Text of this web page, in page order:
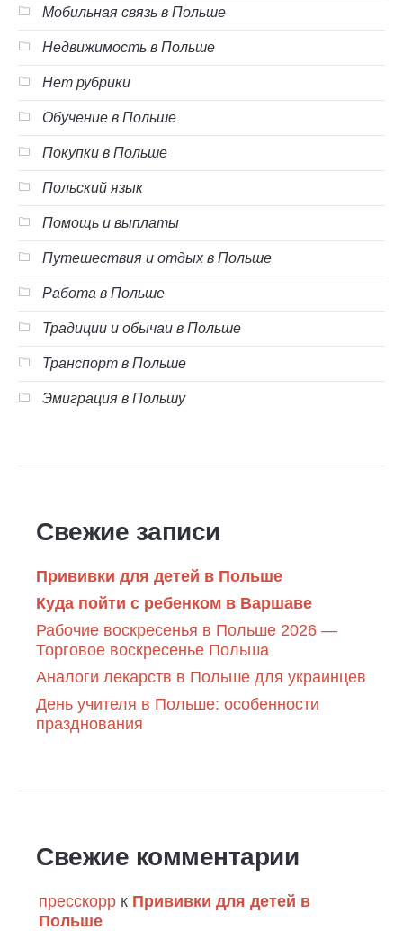
Мобильная связь в Польше
Недвижимость в Польше
Нет рубрики
Обучение в Польше
Покупки в Польше
Польский язык
Помощь и выплаты
Путешествия и отдых в Польше
Работа в Польше
Традиции и обычаи в Польше
Транспорт в Польше
Эмиграция в Польшу
Свежие записи
Прививки для детей в Польше
Куда пойти с ребенком в Варшаве
Рабочие воскресенья в Польше 2026 —
Торговое воскресенье Польша
Аналоги лекарств в Польше для украинцев
День учителя в Польше: особенности
празднования
Свежие комментарии
пресскорр к Прививки для детей в
Польше